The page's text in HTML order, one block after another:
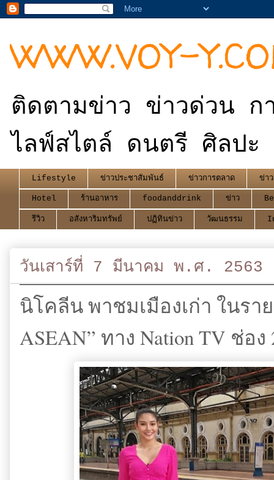
WWW.VOY-
ติดตามข่าว ข่าวด่วน ก
ไลฟ์สไตล์ ดนตรี ศิลปะ
Lifestyle ข่าวประชาสัมพันธ์ ข่าวการตลาด ข่า
Hotel ร้านอาหาร foodanddrink ข่าว
รีวิว อสังหาริมทรัพย์ ปฏิทินข่าว วัฒนธรรม
วันเสาร์ที่ 7 มีนาคม พ.ศ. 2563
นิโคลีน พาชมเมืองเก่า ในราย
ASEAN” ทาง Nation TV ช่อง